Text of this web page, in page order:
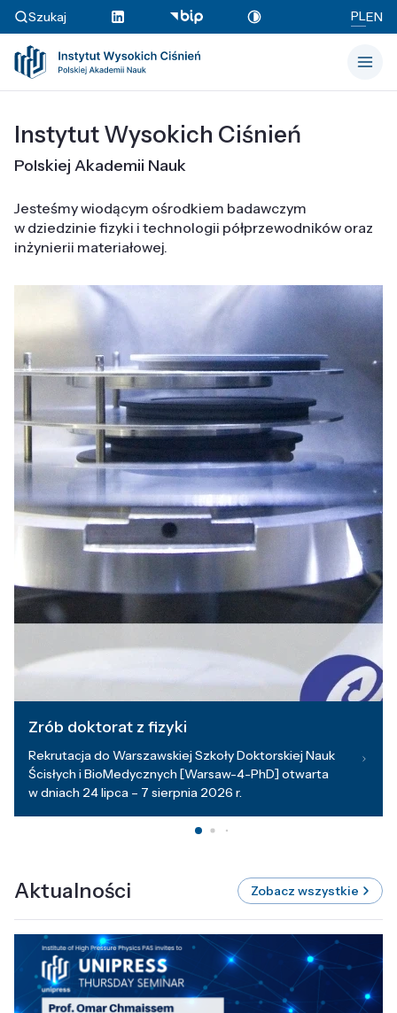
Szukaj PLEN
Instytut Wysokich Ciśnień
Polskiej Akademii Nauk
Jesteśmy wiodącym ośrodkiem badawczym
w dziedzinie fizyki i technologii półprzewodników oraz
inżynierii materiałowej.
Zrób doktorat z fizyki
Rekrutacja do Warszawskiej Szkoły Doktorskiej Nauk
Ścisłych i BioMedycznych [Warsaw-4-PhD] otwarta
w dniach 24 lipca – 7 sierpnia 2026 r.
Aktualności Zobacz wszystkie